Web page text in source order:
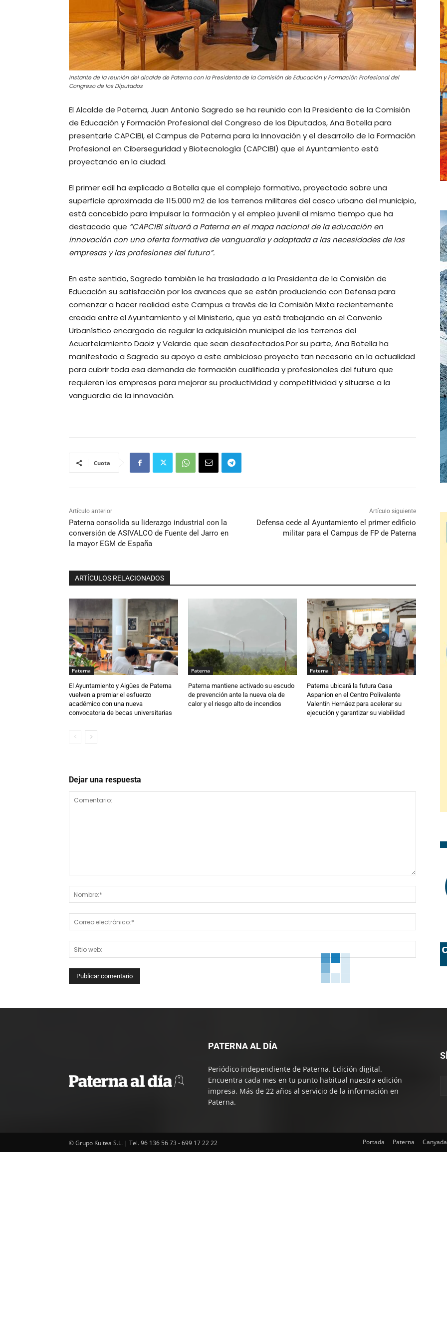
Instante de la reunión del alcalde de Paterna con la Presidenta de la Comisión de Educación y Formación Profesional del
Congreso de los Diputados
El Alcalde de Paterna, Juan Antonio Sagredo se ha reunido con la Presidenta de la Comisión
de Educación y Formación Profesional del Congreso de los Diputados, Ana Botella para
presentarle CAPCIBI, el Campus de Paterna para la Innovación y el desarrollo de la Formación
Profesional en Ciberseguridad y Biotecnología (CAPCIBI) que el Ayuntamiento está
proyectando en la ciudad.
El primer edil ha explicado a Botella que el complejo formativo, proyectado sobre una
superficie aproximada de 115.000 m2 de los terrenos militares del casco urbano del municipio,
está concebido para impulsar la formación y el empleo juvenil al mismo tiempo que ha
destacado que “CAPCIBI situará a Paterna en el mapa nacional de la educación en
innovación con una oferta formativa de vanguardia y adaptada a las necesidades de las
empresas y las profesiones del futuro”.
En este sentido, Sagredo también le ha trasladado a la Presidenta de la Comisión de
Educación su satisfacción por los avances que se están produciendo con Defensa para
comenzar a hacer realidad este Campus a través de la Comisión Mixta recientemente
creada entreelAyuntamiento y el Ministerio, que ya está trabajando en el Convenio
Urbanístico encargado de regular la adquisición municipal de los terrenos del
Acuartelamiento Daoiz y Velarde que sean desafectados.Por su parte, Ana Botella ha
manifestado a Sagredo su apoyo a este ambicioso proyecto tan necesario en la actualidad
para cubrir toda esa demanda de formación cualificada y profesionales del futuro que
requieren las empresas para mejorar su productividad y competitividad y situarse a la
vanguardia de la innovación.
Cuota
Artículo anterior
Paterna consolida su liderazgo industrial con la
conversión de ASIVALCO de Fuente del Jarro en
la mayor EGM de España
Artículo siguiente
Defensa cede al Ayuntamiento el primer edificio
militar para el Campus de FP de Paterna
ARTÍCULOS RELACIONADOS
Paterna
El Ayuntamiento y Aigües de Paterna
vuelven a premiar el esfuerzo
académico con una nueva
convocatoria de becas universitarias
Paterna
Paterna mantiene activado su escudo
de prevención ante la nueva ola de
calor y el riesgo alto de incendios
Paterna
Paterna ubicará la futura Casa
Aspanion en el Centro Polivalente
Valentín Hernáez para acelerar su
ejecución y garantizar su viabilidad
Dejar una respuesta
web:
PATERNA AL DÍA
Periódico independiente de Paterna. Edición digital.
Encuentra cada mes en tu punto habitual nuestra edición
impresa. Más de 22 años al servicio de la información en
Paterna.
© Grupo Kultea S.L. | Tel. 96 136 56 73 - 699 17 22 22 Portada Paterna